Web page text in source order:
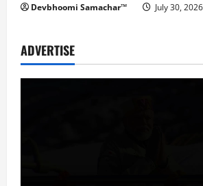
Devbhoomi Samachar™ July 30, 2026
ADVERTISE